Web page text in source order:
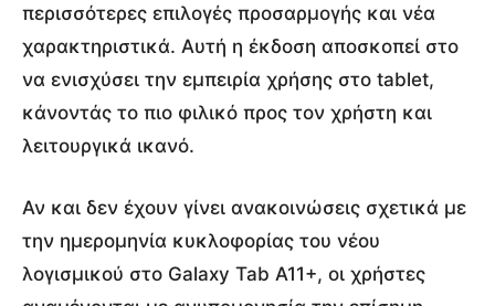
περισσότερες επιλογές προσαρμογής και νέα
χαρακτηριστικά. Αυτή η έκδοση αποσκοπεί στο
να ενισχύσει την εμπειρία χρήσης στο tablet,
κάνοντάς το πιο φιλικό προς τον χρήστη και
λειτουργικά ικανό.
Αν και δεν έχουν γίνει ανακοινώσεις σχετικά με
την ημερομηνία κυκλοφορίας του νέου
λογισμικού στο Galaxy Tab A11+, οι χρήστες